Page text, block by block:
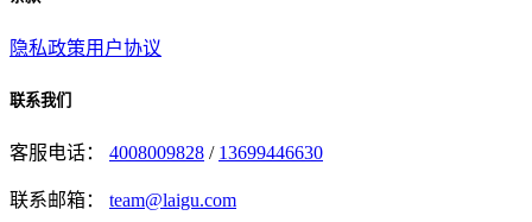
隐私政策用户协议
联系我们
客服电话： 4008009828 / 13699446630
联系邮箱： team@laigu.com